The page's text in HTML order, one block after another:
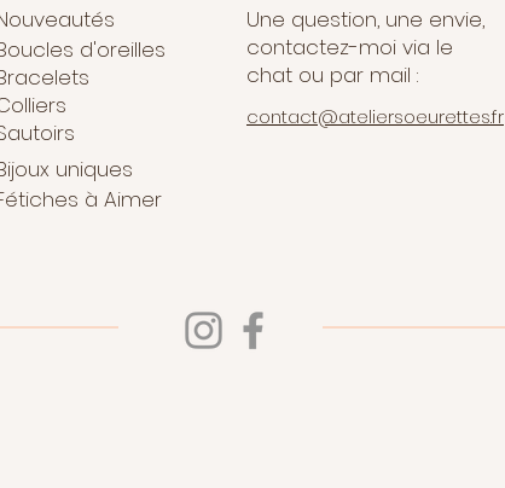
d'oreilles
Une question, une envie,
contactez-moi via le
chat ou par mail :
contact@ateliersoeurettes.fr
uniques
à Aimer